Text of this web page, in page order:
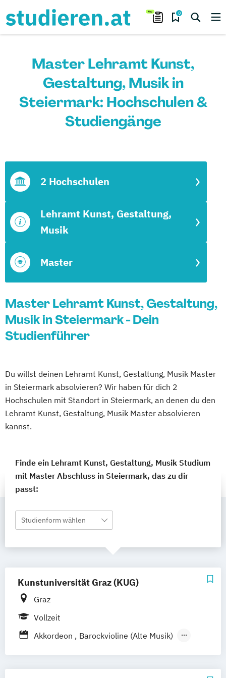
0
Master Lehramt Kunst,
Gestaltung, Musik in
Steiermark: Hochschulen &
Studiengänge
Master
Lehramt Kunst, Gestaltung,
Musik
2 Hochschulen
Master Lehramt Kunst, Gestaltung,
Musik in Steiermark - Dein
Studienführer
Du willst deinen Lehramt Kunst, Gestaltung, Musik Master
in Steiermark absolvieren? Wir haben für dich 2
Hochschulen mit Standort in Steiermark, an denen du den
Lehramt Kunst, Gestaltung, Musik Master absolvieren
kannst.
Finde ein Lehramt Kunst, Gestaltung, Musik Studium
mit Master Abschluss in Steiermark, das zu dir
passt:
Studienform wählen
Kunstuniversität Graz (KUG)
Graz
Vollzeit
Akkordeon
Barockvioline (Alte Musik)